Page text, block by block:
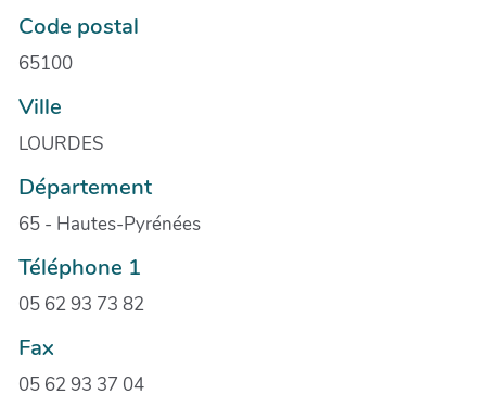
Code postal
65100
Ville
LOURDES
Département
65 - Hautes-Pyrénées
Téléphone 1
05 62 93 73 82
Fax
05 62 93 37 04